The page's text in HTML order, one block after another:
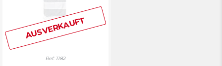
AUSVERKAUFT
Ref: 1182